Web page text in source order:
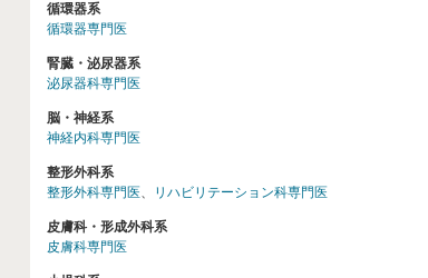
循環器系
循環器専門医
腎臓・泌尿器系
泌尿器科専門医
脳・神経系
神経内科専門医
整形外科系
整形外科専門医、 リハビリテーション科専門医
皮膚科・形成外科系
皮膚科専門医